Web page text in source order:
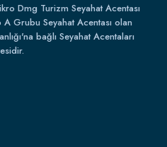
Dmg Turizm Seyahat Acentası
A Grubu Seyahat Acentası olan
bağlı Seyahat Acentaları